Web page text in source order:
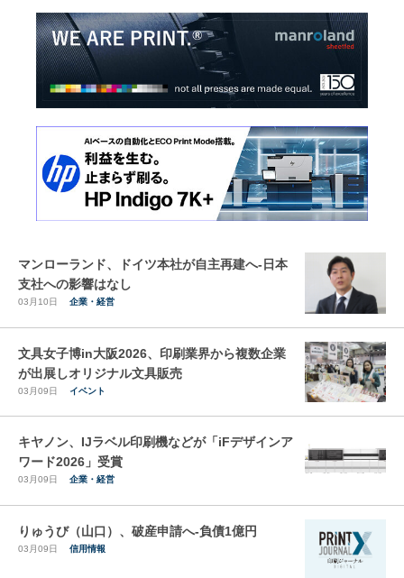
マンローランド、ドイツ本社が自主再建へ-日本
支社への影響はなし
03月10日 企業・経営
文具女子博in大阪2026、印刷業界から複数企業
が出展しオリジナル文具販売
03月09日 イベント
キヤノン、IJラベル印刷機などが「iFデザインア
ワード2026」受賞
03月09日 企業・経営
りゅうび（山口）、破産申請へ-負債1億円
03月09日 信用情報